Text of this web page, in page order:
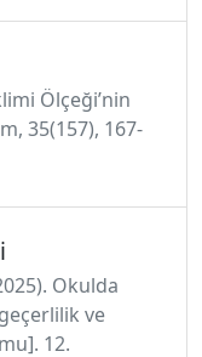
Ölçeği’nin
35(157), 167-
Okulda
ve
12.